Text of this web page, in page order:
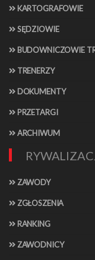
KARTOGRAFOWIE
SĘDZIOWIE
BUDOWNICZOWIE
TRENERZY
DOKUMENTY
PRZETARGI
ARCHIWUM
ZAWODY
ZGŁOSZENIA
RANKING
ZAWODNICY